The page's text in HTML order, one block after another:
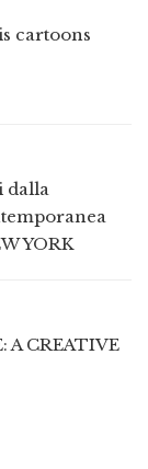
cartoons
dalla
YORK
A CREATIVE